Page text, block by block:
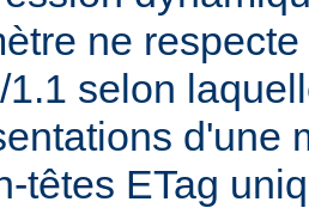
ne
1.1 selon
d'une
têtes ETag